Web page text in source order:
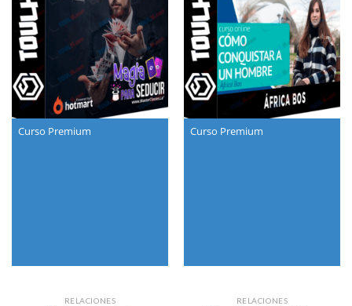
Curso Premium
RELACIONES
Curso Premium
RELACIONES